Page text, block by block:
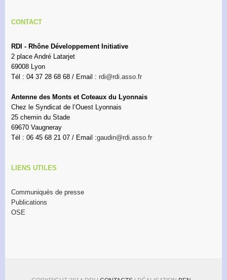
CONTACT
RDI - Rhône Développement Initiative
2 place André Latarjet
69008 Lyon
Tél : 04 37 28 68 68 / Email : rdi@rdi.asso.fr
Antenne des Monts et Coteaux du Lyonnais
Chez le Syndicat de l’Ouest Lyonnais
25 chemin du Stade
69670 Vaugneray
Tél : 06 45 68 21 07 / Email :gaudin@rdi.asso.fr
LIENS UTILES
Communiqués de presse
Publications
OSE